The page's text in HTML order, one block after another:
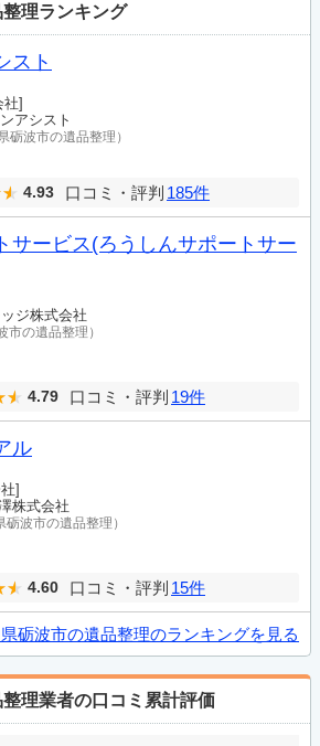
理ランキング
スト
社]
アシスト
砺波市の遺品整理）
4.93 口コミ・評判 185件
サービス(ろうしんサポートサー
ジ株式会社
市の遺品整理）
4.79 口コミ・評判 19件
ル
]
株式会社
砺波市の遺品整理）
4.60 口コミ・評判 15件
砺波市の遺品整理のランキングを見る
理業者の口コミ累計評価